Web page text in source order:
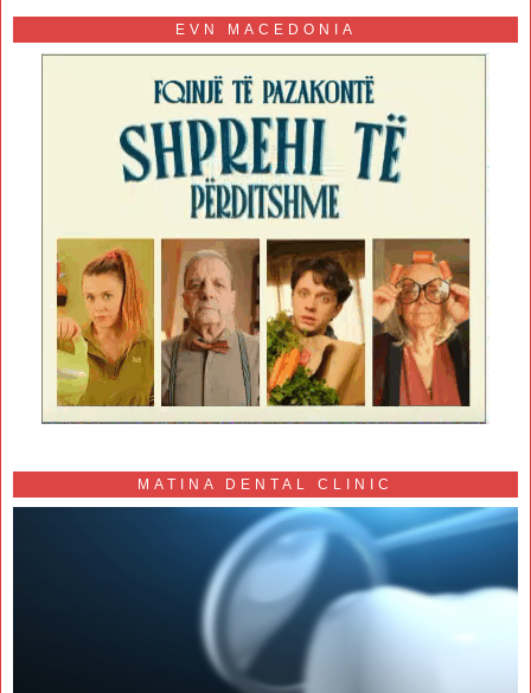
EVN MACEDONIA
MATINA DENTAL CLINIC